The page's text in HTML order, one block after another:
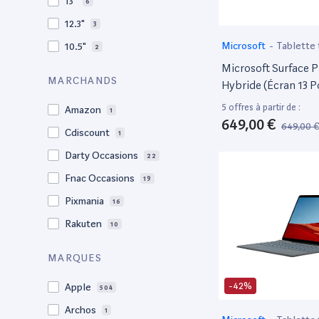
12.3" 3
10.5" 2
MARCHANDS
Amazon 1
Cdiscount 1
Darty Occasions 22
Fnac Occasions 19
Pixmania 16
Rakuten 10
MARQUES
Apple 504
Archos 1
Microsoft - Tablette
Microsoft Surface
Hybride (Écran 13
Processeur
De Ram, 128Go De
SSD, 4G+) – Noir
5 offres à partir de :
649,00 € 649,00 €
-42%